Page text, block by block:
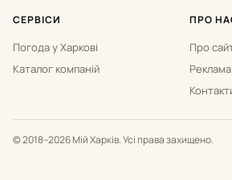
СЕРВІСИ
Погода у Харкові
Каталог компаній
ПРО
Про
Реклама
© 2018–2026 Мій Харків. Усі права захищено.